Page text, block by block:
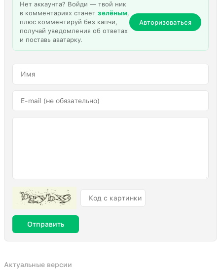
Нет аккаунта? Войди — твой ник
в комментариях станет зелёным,
плюс комментируй без капчи,
получай уведомления об ответах
и поставь аватарку.
Авторизоваться
Отправить
Актуальные версии